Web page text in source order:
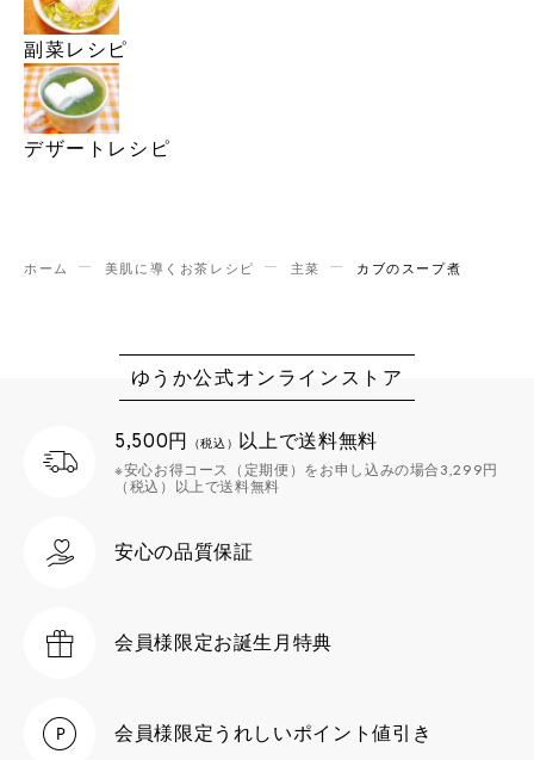
副菜レシピ
デザートレシピ
ホーム 美肌に導くお茶レシピ 主菜 カブのスープ煮
ゆうか公式オンラインストア
5,500円 （税込） 以上で送料無料
※安心お得コース（定期便）をお申し込みの場合3,299円
（税込）以上で送料無料
安心の品質保証
会員様限定お誕生月特典
会員様限定うれしいポイント値引き